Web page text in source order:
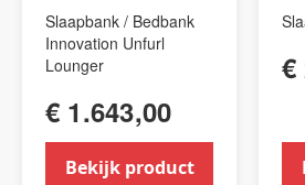
Slaapbank / Bedbank
Innovation Unfurl
Lounger
€ 1.643,00
Bekijk product
€